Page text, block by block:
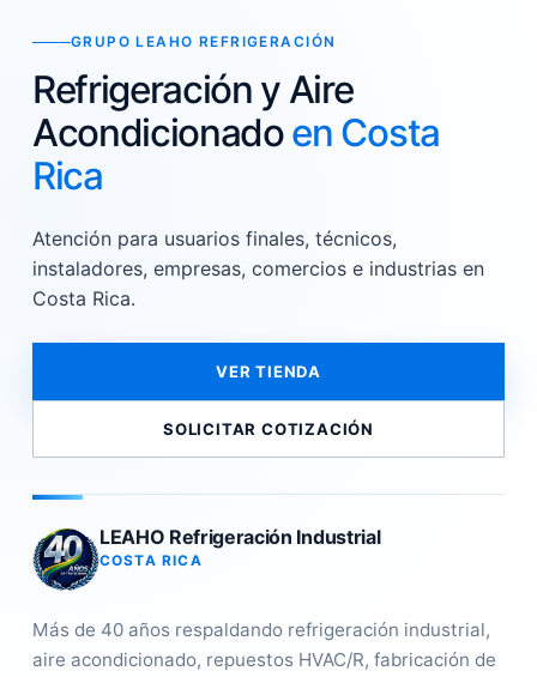
GRUPO LEAHO REFRIGERACIÓN
Refrigeración y Aire
Acondicionadoen Costa
Rica
Atención para usuarios finales, técnicos,
instaladores, empresas, comercios e industrias en
Costa Rica.
VER TIENDA
SOLICITAR COTIZACIÓN
LEAHO Refrigeración Industrial
COSTA RICA
Más de 40 años respaldando refrigeración industrial,
aire acondicionado, repuestos HVAC/R, fabricación de